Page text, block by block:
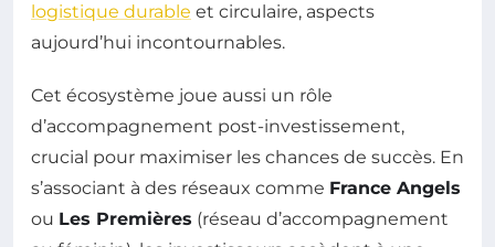
logistique durable et circulaire, aspects
aujourd’hui incontournables.
Cet écosystème joue aussi un rôle
d’accompagnement post-investissement,
crucial pour maximiser les chances de succès. En
s’associant à des réseaux comme France Angels
ou Les Premières (réseau d’accompagnement